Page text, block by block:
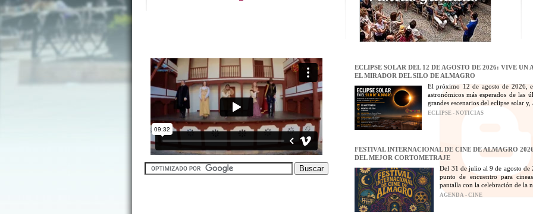
ECLIPSE SOLAR DEL 12 DE AGOSTO DE 2026: VIVE UN
EL MIRADOR DEL SILO DE ALMAGRO
El próximo 12 de agosto de 2026,
astronómicos más esperados de las
grandes escenarios del eclipse solar y,
ECLIPSE - NOTICIAS
FESTIVAL INTERNACIONAL DE CINE DE ALMAGRO
DEL MEJOR CORTOMETRAJE
Del 31 de julio al 9 de agosto de
punto de encuentro para
pantalla con la celebración de la
AGENDA - CINE